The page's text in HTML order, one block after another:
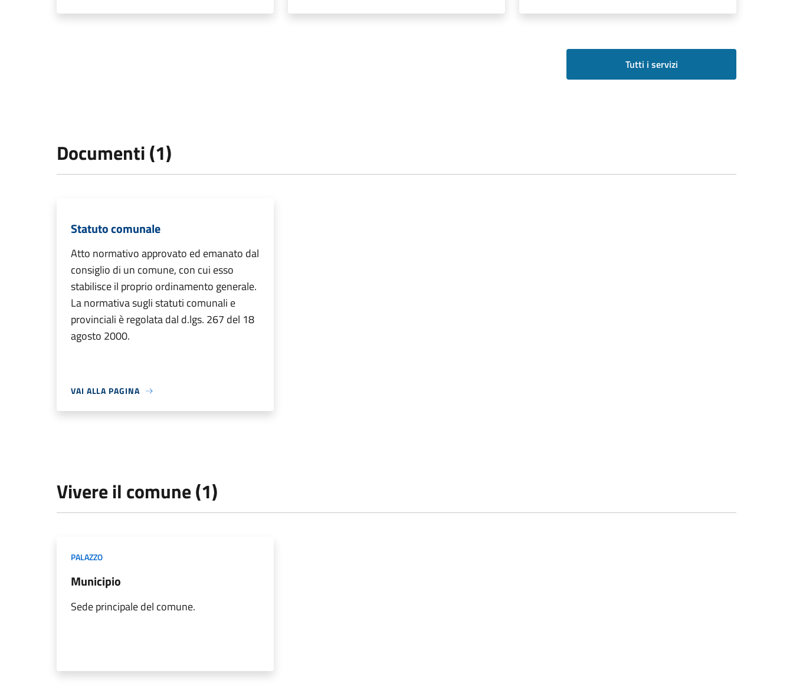
Tutti i servizi
Documenti (1)
Statuto comunale
Atto normativo approvato ed emanato dal
consiglio di un comune, con cui esso
stabilisce il proprio ordinamento generale.
La normativa sugli statuti comunali e
provinciali è regolata dal d.lgs. 267 del 18
agosto 2000.
VAI ALLA PAGINA
Vivere il comune (1)
PALAZZO
Municipio
Sede principale del comune.